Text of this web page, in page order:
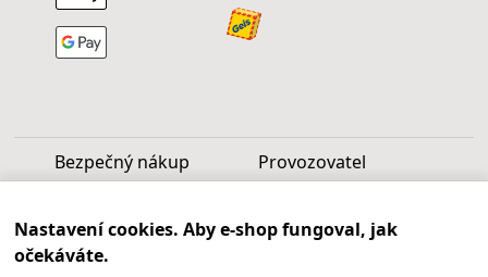
Bezpečný nákup Provozovatel
Nastavení cookies. Aby e-shop fungoval, jak
očekáváte.